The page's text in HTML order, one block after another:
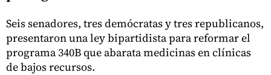
Seis senadores, tres demócratas y tres republicanos,
presentaron una ley bipartidista para reformar el
programa 340B que abarata medicinas en clínicas
de bajos recursos.